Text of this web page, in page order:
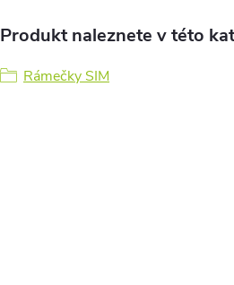
Produkt naleznete v této
Rámečky SIM